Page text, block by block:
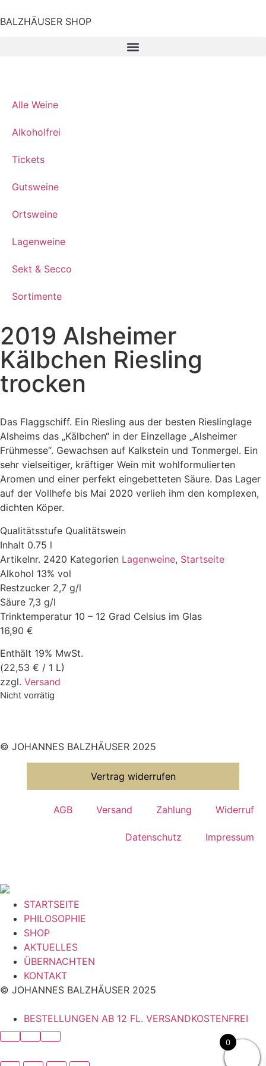
BALZHÄUSER SHOP
Alle Weine
Alkoholfrei
Tickets
Gutsweine
Ortsweine
Lagenweine
Sekt & Secco
Sortimente
2019 Alsheimer
Kälbchen Riesling
trocken
Das Flaggschiff. Ein Riesling aus der besten Rieslinglage
Alsheims das „Kälbchen“ in der Einzellage „Alsheimer
Frühmesse“. Gewachsen auf Kalkstein und Tonmergel. Ein
sehr vielseitiger, kräftiger Wein mit wohlformulierten
Aromen und einer perfekt eingebetteten Säure. Das Lager
auf der Vollhefe bis Mai 2020 verlieh ihm den komplexen,
dichten Köper.
Qualitätsstufe Qualitätswein
Inhalt 0.75 l
Artikelnr. 2420 Kategorien Lagenweine, Startseite
Alkohol 13% vol
Restzucker 2,7 g/l
Säure 7,3 g/l
Trinktemperatur 10 – 12 Grad Celsius im Glas
16,90 €
Enthält 19% MwSt.
(22,53 € / 1 L)
zzgl. Versand
Nicht vorrätig
© JOHANNES BALZHÄUSER 2025
Vertrag widerrufen
AGB Versand Zahlung Widerruf
Datenschutz Impressum
STARTSEITE
PHILOSOPHIE
SHOP
AKTUELLES
ÜBERNACHTEN
KONTAKT
© JOHANNES BALZHÄUSER 2025
BESTELLUNGEN AB 12 FL. VERSANDKOSTENFREI
0